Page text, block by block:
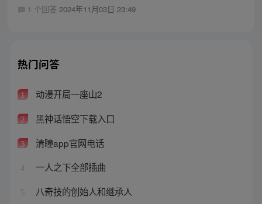
1 个回答 2024年11月03日 23:49
热门问答
1 动漫开局一座山2
2 黑神话悟空下载入口
3 清瞳app官网电话
4 一人之下全部插曲
5 八奇技的创始人和继承人